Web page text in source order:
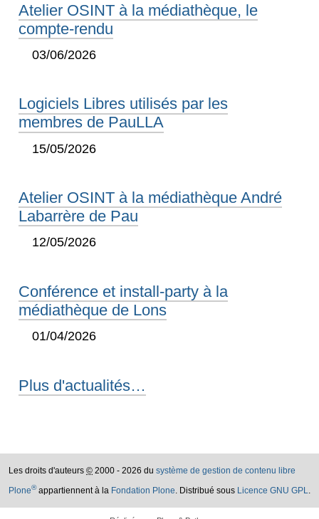
Atelier OSINT à la médiathèque, le
compte-rendu
03/06/2026
Logiciels Libres utilisés par les
membres de PauLLA
15/05/2026
Atelier OSINT à la médiathèque André
Labarrère de Pau
12/05/2026
Conférence et install-party à la
médiathèque de Lons
01/04/2026
Plus d'actualités…
Les droits d'auteurs © 2000 - 2026 du système de gestion de contenu libre
Plone®appartiennent à la Fondation Plone. Distribué sous Licence GNU GPL.